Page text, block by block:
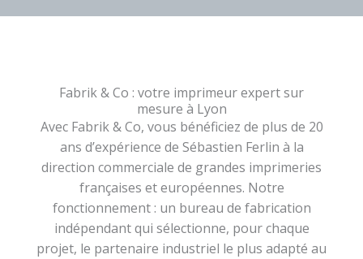
Fabrik & Co : votre imprimeur expert sur
mesure à Lyon
Avec Fabrik & Co, vous bénéficiez de plus de 20
ans d’expérience de Sébastien Ferlin à la
direction commerciale de grandes imprimeries
françaises et européennes. Notre
fonctionnement : un bureau de fabrication
indépendant qui sélectionne, pour chaque
projet, le partenaire industriel le plus adapté au